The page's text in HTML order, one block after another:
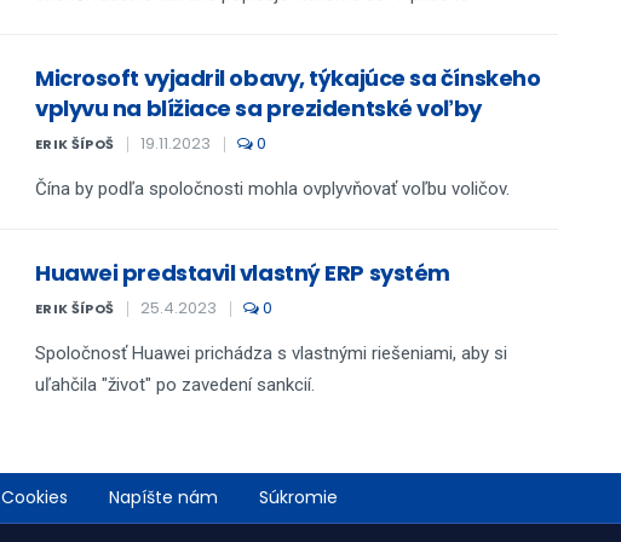
Microsoft vyjadril obavy, týkajúce sa čínskeho
vplyvu na blížiace sa prezidentské voľby
ERIK ŠÍPOŠ 19.11.2023 0
Čína by podľa spoločnosti mohla ovplyvňovať voľbu voličov.
Huawei predstavil vlastný ERP systém
ERIK ŠÍPOŠ 25.4.2023 0
Spoločnosť Huawei prichádza s vlastnými riešeniami, aby si
uľahčila "život" po zavedení sankcií.
Cookies Napíšte nám Súkromie